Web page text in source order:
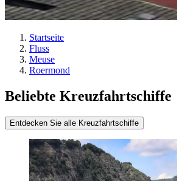
Startseite
Fluss
Meuse
Roermond
Beliebte Kreuzfahrtschiffe
Entdecken Sie alle Kreuzfahrtschiffe